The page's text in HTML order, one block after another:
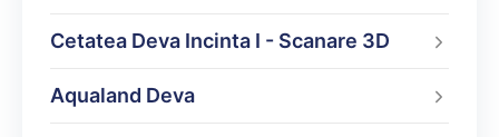
Cetatea Deva Incinta I - Scanare 3D
Aqualand Deva